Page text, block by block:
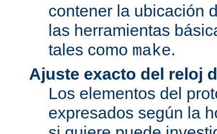
contener la ubicación
las herramientas
tales como make.
Ajuste exacto del reloj
Los elementos del
expresados según la